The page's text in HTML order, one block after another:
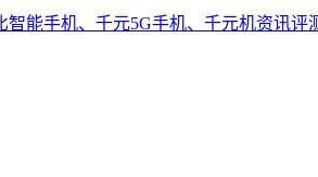
能手机、千元5G手机、千元机资讯评